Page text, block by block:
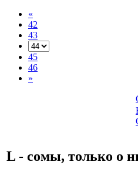
«
42
43
45
46
»
L - сомы, только о